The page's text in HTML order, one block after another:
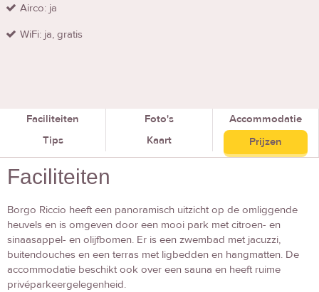
Airco: ja
WiFi: ja, gratis
Faciliteiten Foto's
Accommodatie
Tips
Kaart Prijzen
Faciliteiten
Borgo Riccio heeft een panoramisch uitzicht op de omliggende
heuvels en is omgeven door een mooi park met citroen- en
sinaasappel- en olijfbomen. Er is een zwembad met jacuzzi,
buitendouches en een terras met ligbedden en hangmatten. De
accommodatie beschikt ook over een sauna en heeft ruime
privéparkeergelegenheid.